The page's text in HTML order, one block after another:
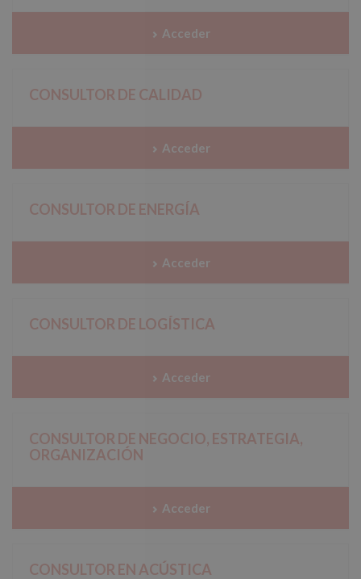
Acceder
CONSULTOR DE CALIDAD
Acceder
CONSULTOR DE ENERGÍA
Acceder
CONSULTOR DE LOGÍSTICA
Acceder
CONSULTOR DE NEGOCIO, ESTRATEGIA,
ORGANIZACIÓN
Acceder
CONSULTOR EN ACÚSTICA